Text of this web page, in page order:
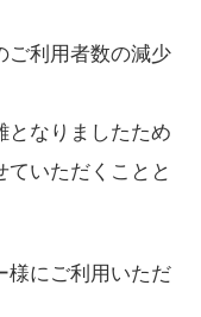
ご利用者数の減少
となりましたため
いただくことと
様にご利用いただ